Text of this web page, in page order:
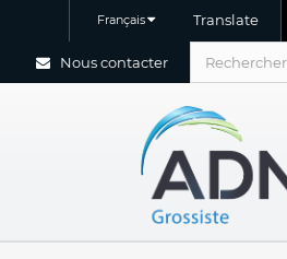
Translate
Français
Nous contacter